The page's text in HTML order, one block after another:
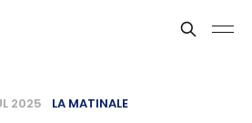
2025 LA MATINALE